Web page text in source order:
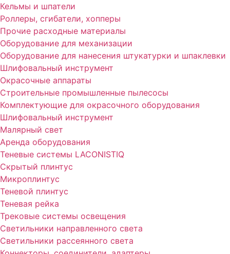
Кельмы и шпатели
Роллеры, сгибатели, хопперы
Прочие расходные материалы
Оборудование для механизации
Оборудование для нанесения штукатурки и шпаклевки
Шлифовальный инструмент
Окрасочные аппараты
Строительные промышленные пылесосы
Комплектующие для окрасочного оборудования
Шлифовальный инструмент
Малярный свет
Аренда оборудования
Теневые системы LACONISTIQ
Скрытый плинтус
Микроплинтус
Теневой плинтус
Теневая рейка
Трековые системы освещения
Светильники направленного света
Светильники рассеянного света